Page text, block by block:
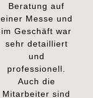
Beratung auf
einer Messe und
im Geschäft war
sehr detailliert
und
professionell.
Auch die
Mitarbeiter sind